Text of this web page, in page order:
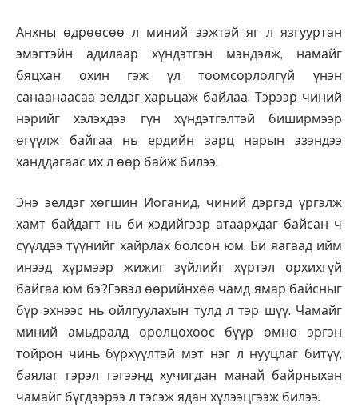
Анхны өдрөөсөө л миний ээжтэй яг л язгууртан
эмэгтэйн адилаар хүндэтгэн мэндэлж, намайг
бяцхан охин гэж үл тоомсорлолгүй үнэн
санаанаасаа эелдэг харьцаж байлаа. Тэрээр чиний
нэрийг хэлэхдээ гүн хүндэтгэлтэй биширмээр
өгүүлж байгаа нь ердийн зарц нарын эзэндээ
ханддагаас их л өөр байж билээ.
Энэ эелдэг хөгшин Иоганид, чиний дэргэд үргэлж
хамт байдагт нь би хэдийгээр атаархдаг байсан ч
сүүлдээ түүнийг хайрлах болсон юм. Би яагаад ийм
инээд хүрмээр жижиг зүйлийг хүртэл орхихгүй
байгаа юм бэ?Гэвэл өөрийнхөө чамд ямар байсныг
бүр эхнээс нь ойлгуулахын тулд л тэр шүү. Чамайг
миний амьдралд оролцохоос бүүр өмнө эргэн
тойрон чинь бүрхүүлтэй мэт нэг л нууцлаг битүү,
баялаг гэрэл гэгээнд хучигдан манай байрныхан
чамайг бүгдээрээ л тэсэж ядан хүлээцгээж билээ.